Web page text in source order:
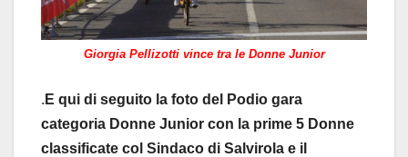
Giorgia Pellizotti vince tra le Donne Junior
. E qui di seguito la foto del Podio gara
categoria Donne Junior con la prime 5 Donne
classificate col Sindaco di Salvirola e il